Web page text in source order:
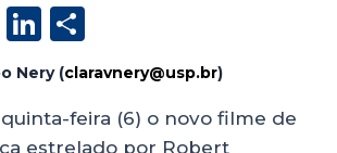
F
e
Li
n
k
e
h
a
re
Nery (claravnery@usp.br)
feira (6) o novo filme de
estrelado por Robert